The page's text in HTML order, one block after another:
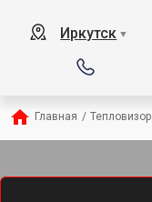
Иркутск ▼
Главная / Тепловизор